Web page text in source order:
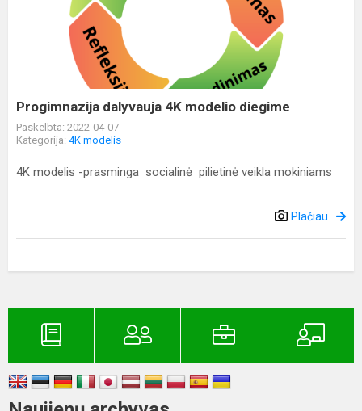
Progimnazija dalyvauja 4K modelio diegime
Paskelbta: 2022-04-07
Kategorija: 4K modelis
4K modelis -prasminga socialinė pilietinė veikla mokiniams
Plačiau